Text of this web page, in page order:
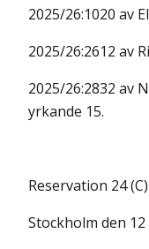
2025/26:1020 av
2025/26:2612 av
2025/26:2832 av
yrkande 15.
Reservation 24 (C)
Stockholm den